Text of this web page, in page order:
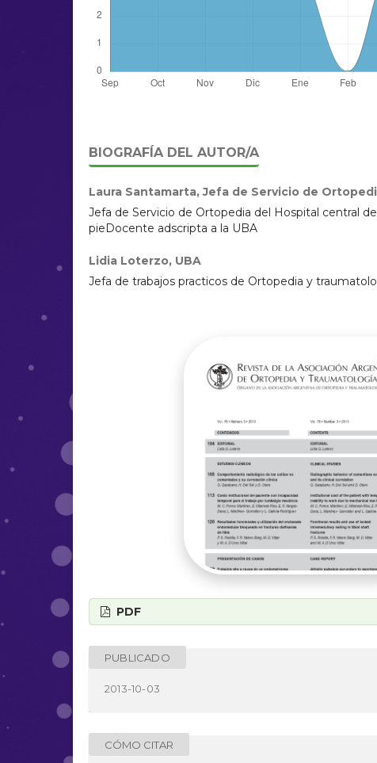
BIOGRAFÍA DEL AUTOR/A
Laura Santamarta,Jefa de Servicio de
Jefa de Servicio de Ortopedia del Hospital central
pieDocente adscripta a la UBA
Lidia Loterzo, UBA
Jefa de trabajos practicos de Ortopedia y
PDF
PUBLICADO
2013-10-03
CÓMO CITAR